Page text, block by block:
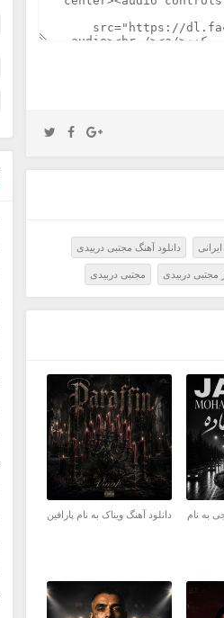
دانلود آهنگ مجتبی دربیدی
مجتبی دربیدی مجتبی دربیدی
به نام
دانلود آهنگ ویناک به نام پارافین